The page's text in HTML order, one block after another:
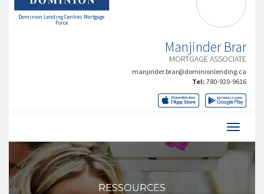
Dominion Lending Centres Mortgage
Force
Manjinder Brar
MORTGAGE ASSOCIATE
manjinder.brar@dominionlending.ca
Tel: 780-920-9616
RESSOURCES